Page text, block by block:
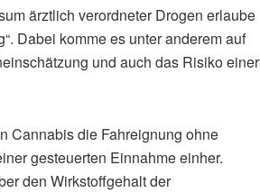
ärztlich verordneter Drogen erlaube
Dabei komme es unter anderem auf
und auch das Risiko einer
Cannabis die Fahreignung ohne
gesteuerten Einnahme einher.
den Wirkstoffgehalt der